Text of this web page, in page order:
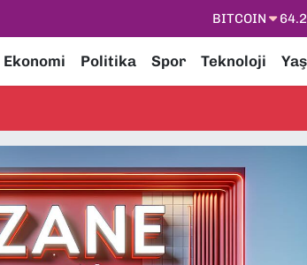
BITCOIN
EURO
GRAM ALTIN
Ekonomi Politika Spor Teknoloji